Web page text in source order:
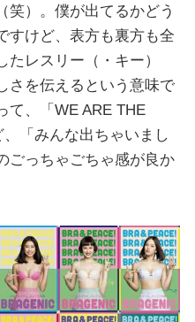
笑）。僕が出てるかどう
すけど、表方も裏方も全
レスリー（・キー）
さを伝えるという意味で
て、「WE ARE THE
「みんな出ちゃいまし
ごっちゃごちゃ感が良か